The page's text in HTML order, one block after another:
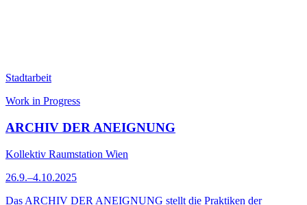
Stadtarbeit
Work in Progress
ARCHIV DER ANEIGNUNG
Kollektiv Raumstation Wien
26.9.–4.10.2025
Das ARCHIV DER ANEIGNUNG stellt die Praktiken der